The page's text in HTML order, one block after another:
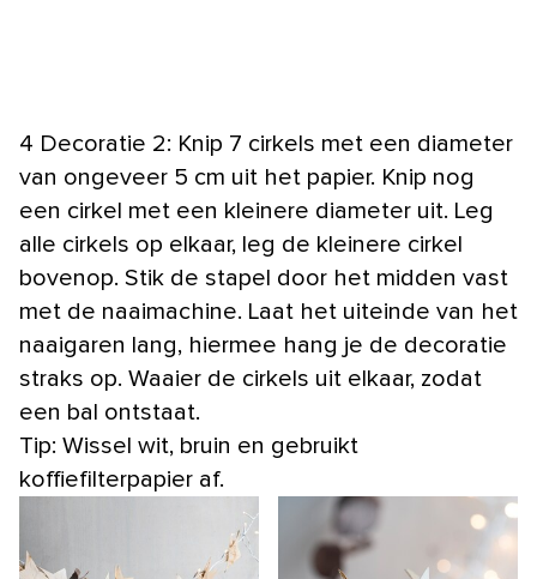
4 Decoratie 2: Knip 7 cirkels met een diameter
van ongeveer 5 cm uit het papier. Knip nog
een cirkel met een kleinere diameter uit. Leg
alle cirkels op elkaar, leg de kleinere cirkel
bovenop. Stik de stapel door het midden vast
met de naaimachine. Laat het uiteinde van het
naaigaren lang, hiermee hang je de decoratie
straks op. Waaier de cirkels uit elkaar, zodat
een bal ontstaat.
Tip: Wissel wit, bruin en gebruikt
koffiefilterpapier af.